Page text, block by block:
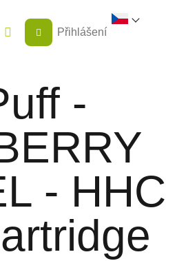
Přihlášení
-
- HHC